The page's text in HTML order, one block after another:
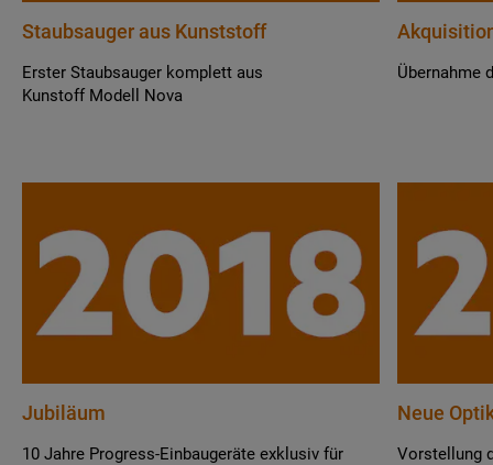
Staubsauger aus Kunststoff
Erster Staubsauger komplett aus
Kunstoff Modell Nova
Übernahme
Jubiläum
10 Jahre Progress-Einbaugeräte exklusiv für
Neue
Vorstellung